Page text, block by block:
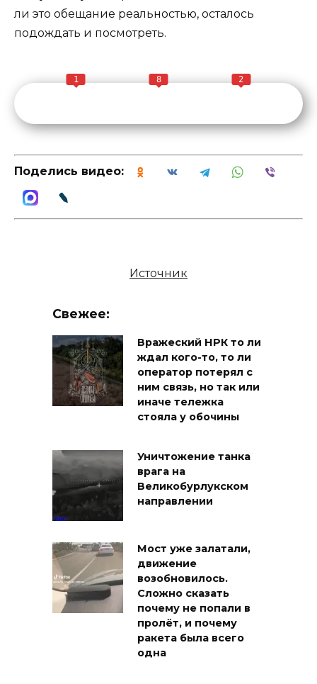
ли это обещание реальностью, осталось
подождать и посмотреть.
1 8 2
Поделись видео:
Источник
Свежее:
Вражеский НРК то ли
ждал кого-то, то ли
оператор потерял с
ним связь, но так или
иначе тележка
стояла у обочины
Уничтожение танка
врага на
Великобурлукском
направлении
Мост уже залатали,
движение
возобновилось.
Сложно сказать
почему не попали в
пролёт, и почему
ракета была всего
одна